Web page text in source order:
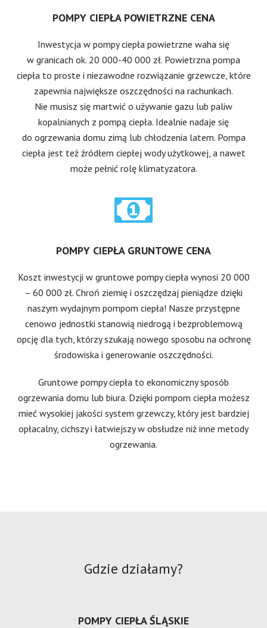
POMPY CIEPŁA POWIETRZNE CENA
Inwestycja w pompy ciepła powietrzne waha się
w granicach ok. 20 000-40 000 zł. Powietrzna pompa
ciepła to proste i niezawodne rozwiązanie grzewcze, które
zapewnia największe oszczędności na rachunkach.
Nie musisz się martwić o używanie gazu lub paliw
kopalnianych z pompą ciepła. Idealnie nadaje się
do ogrzewania domu zimą lub chłodzenia latem. Pompa
ciepła jest też źródłem ciepłej wody użytkowej, a nawet
może pełnić rolę klimatyzatora.
POMPY CIEPŁA GRUNTOWE CENA
Koszt inwestycji w gruntowe pompy ciepła wynosi 20 000
– 60 000 zł. Chroń ziemię i oszczędzaj pieniądze dzięki
naszym wydajnym pompom ciepła! Nasze przystępne
cenowo jednostki stanowią niedrogą i bezproblemową
opcję dla tych, którzy szukają nowego sposobu na ochronę
środowiska i generowanie oszczędności.
Gruntowe pompy ciepła to ekonomiczny sposób
ogrzewania domu lub biura. Dzięki pompom ciepła możesz
mieć wysokiej jakości system grzewczy, który jest bardziej
opłacalny, cichszy i łatwiejszy w obsłudze niż inne metody
ogrzewania.
Gdzie działamy?
POMPY CIEPŁA ŚLĄSKIE